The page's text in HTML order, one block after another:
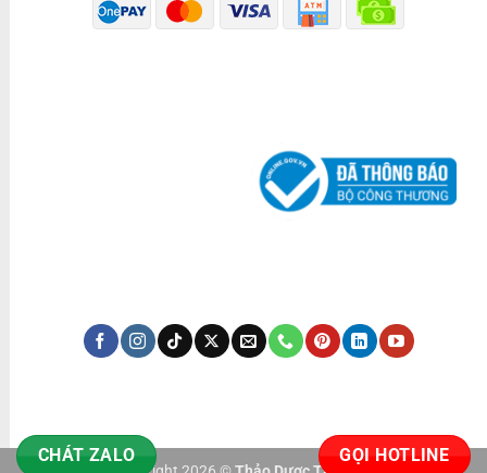
CHÁT ZALO GỌI HOTLINE